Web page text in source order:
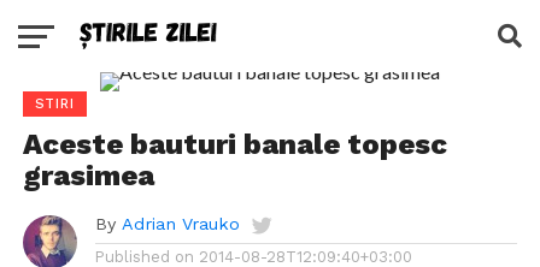
STIRI
Aceste bauturi banale topesc
grasimea
By Adrian Vrauko
Published on 2014-08-28T12:09:40+03:00